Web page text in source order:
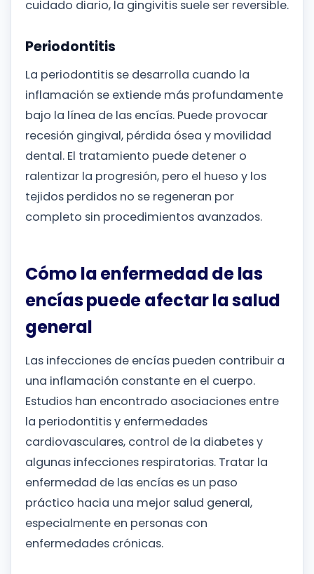
cuidado diario, la gingivitis suele ser reversible.
Periodontitis
La periodontitis se desarrolla cuando la
inflamación se extiende más profundamente
bajo la línea de las encías. Puede provocar
recesión gingival, pérdida ósea y movilidad
dental. El tratamiento puede detener o
ralentizar la progresión, pero el hueso y los
tejidos perdidos no se regeneran por
completo sin procedimientos avanzados.
Cómo la enfermedad de las
encías puede afectar la salud
general
Las infecciones de encías pueden contribuir a
una inflamación constante en el cuerpo.
Estudios han encontrado asociaciones entre
la periodontitis y enfermedades
cardiovasculares, control de la diabetes y
algunas infecciones respiratorias. Tratar la
enfermedad de las encías es un paso
práctico hacia una mejor salud general,
especialmente en personas con
enfermedades crónicas.